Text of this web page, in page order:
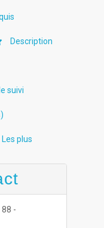
Description
suivi
Les plus
-